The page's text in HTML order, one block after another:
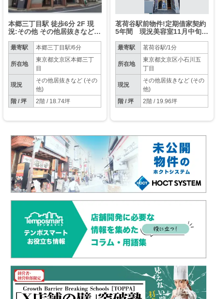
本郷三丁目駅 徒歩6分 2F 現
況:その他 その他居抜きなど物
最寄駅 本郷三丁目駅/6分
所在地
東京都文京区本郷三丁
目
現況
その他居抜きなど (その
他)
階 / 坪
2階 / 18.74坪
茗荷谷駅前物件!定期借家契約
5年間 現況美容室11月中旬空
込 管理費：66,000円】
最寄駅 茗荷谷駅/1分
所在地
東京都文京区小石川五
丁目
現況
その他居抜きなど (その
他)
階 / 坪
2階 / 19.96坪